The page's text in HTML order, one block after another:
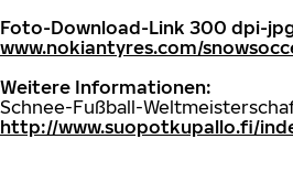
Foto-Download-Link 300 dpi-
www.nokiantyres.com/
Weitere Informationen:
Schnee-Fußball-
http://www.suopotkupallo.fi/